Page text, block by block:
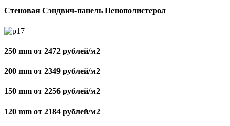
Стеновая Сэндвич-панель Пенополистерол
250 mm от 2472 рублей/м2
200 mm от 2349 рублей/м2
150 mm от 2256 рублей/м2
120 mm от 2184 рублей/м2